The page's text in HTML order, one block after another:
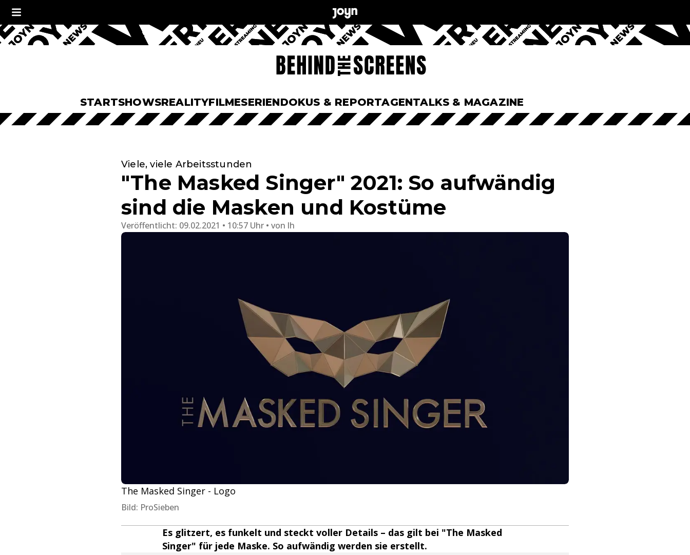
STARTSHOWSREALITYFILMESERIENDOKUS & REPORTAGENTALKS & MAGAZINE
Viele, viele Arbeitsstunden
"The Masked Singer" 2021: So aufwändig
sind die Masken und Kostüme
Veröffentlicht: 09.02.2021 • 10:57 Uhr von lh
The Masked Singer - Logo
Bild: ProSieben
Es glitzert, es funkelt und steckt voller Details – das gilt bei "The Masked
Singer" für jede Maske. So aufwändig werden sie erstellt.